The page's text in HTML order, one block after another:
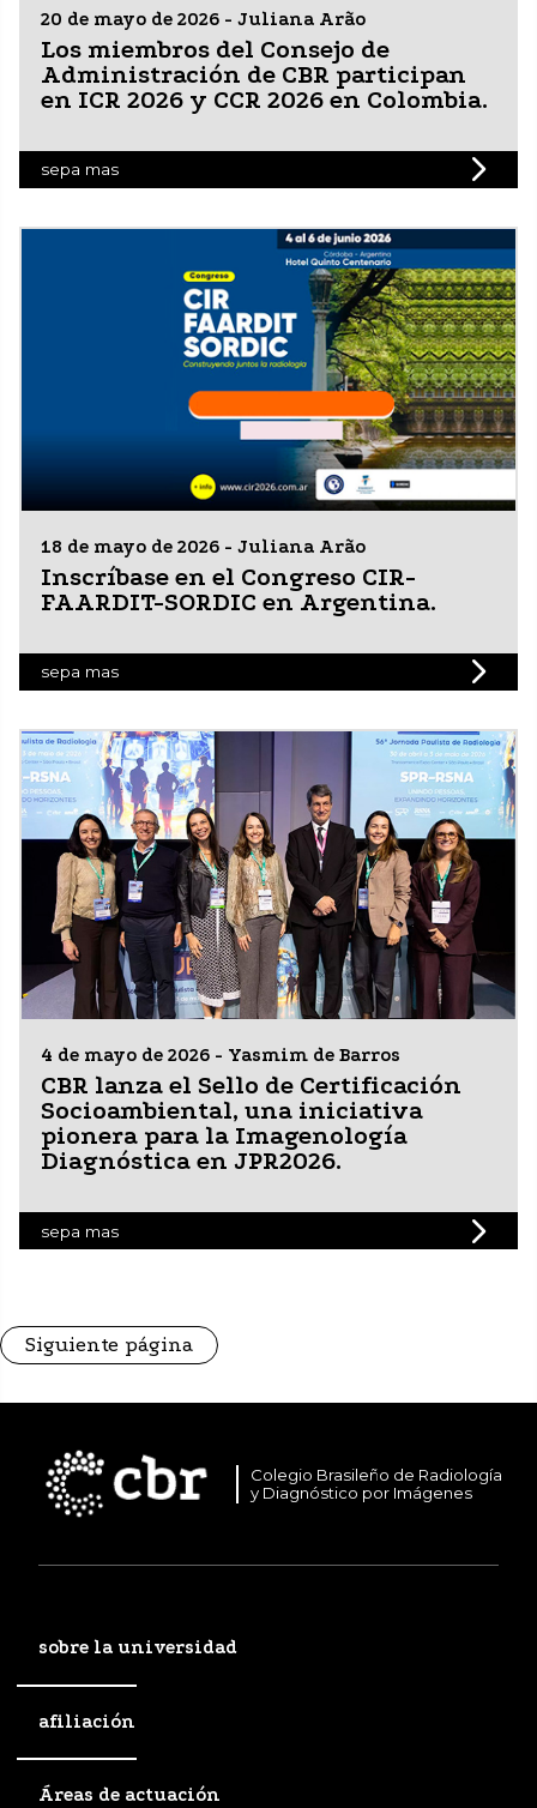
20 de mayo de 2026 - Juliana Arão
Los miembros del Consejo de
Administración de CBR participan
en ICR 2026 y CCR 2026 en Colombia.
sepa mas
18 de mayo de 2026 - Juliana Arão
Inscríbase en el Congreso CIR-
FAARDIT-SORDIC en Argentina.
sepa mas
4 de mayo de 2026 - Yasmim de Barros
CBR lanza el Sello de Certificación
Socioambiental, una iniciativa
pionera para la Imagenología
Diagnóstica en JPR2026.
sepa mas
Siguiente página
Colegio Brasileño de Radiología
y Diagnóstico por Imágenes
sobre la universidad
afiliación
Áreas de actuación